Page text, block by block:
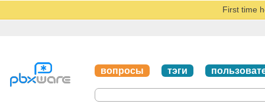
First time
вопросы тэги